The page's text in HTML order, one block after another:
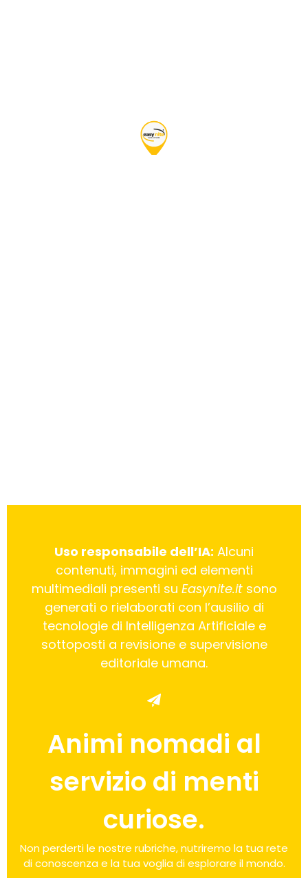
Uso responsabile dell’IA: Alcuni
contenuti, immagini ed elementi
multimediali presenti su Easynite.itsono
generati o rielaborati con l’ausilio di
tecnologie di Intelligenza Artificiale e
sottoposti a revisione e supervisione
editoriale umana.
Animi nomadi al
servizio di menti
curiose.
Non perderti le nostre rubriche, nutriremo la tua rete
di conoscenza e la tua voglia di esplorare il mondo.